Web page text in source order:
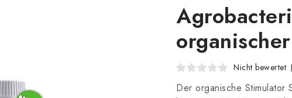
Nicht bewertet
Der organische Stimulator